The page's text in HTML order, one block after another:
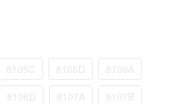
8105C 8105D
8106A
8106D 8107A
8107B